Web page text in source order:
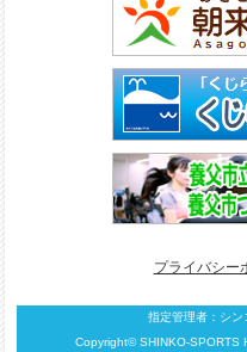
プライバシー
指定管理者： シン
Copyright© SHINKO-SPORTS